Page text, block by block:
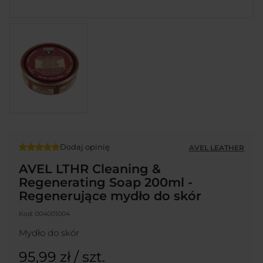
Dodaj opinię AVEL LEATHER
AVEL LTHR Cleaning &
Regenerating Soap 200ml -
Regenerujące mydło do skór
Kod: 004001004
Mydło do skór
95,99 zł / szt.